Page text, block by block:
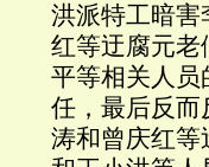
洪派特工暗害
红等迂腐元老
平等相关人员
任，最后反而
涛和曾庆红等